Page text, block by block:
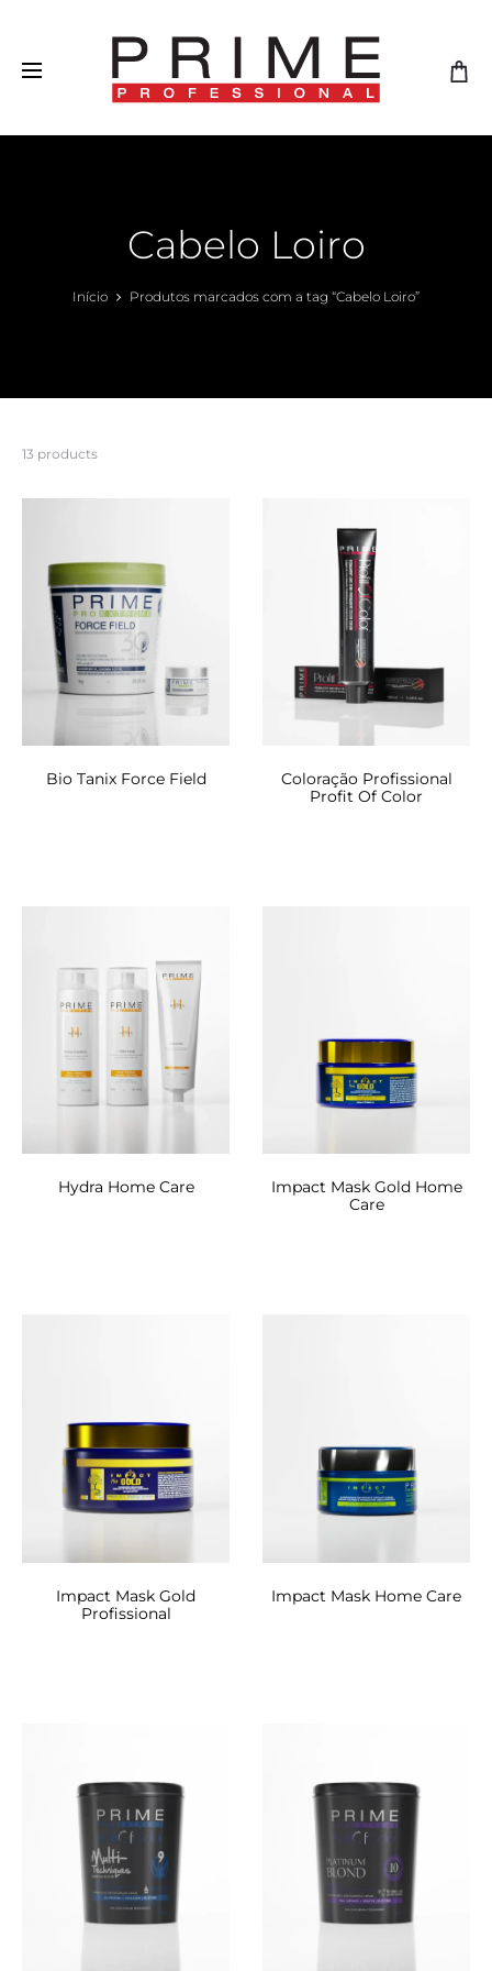
Cabelo Loiro
Início Produtos marcados com a tag “Cabelo Loiro”
13 productsMostrando
Bio Tanix Force Field
Coloração Profissional
Profit Of Color
Hydra Home Care
Impact Mask Gold Home
Care
Impact Mask Gold
Profissional
Impact Mask Home Care